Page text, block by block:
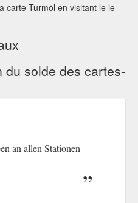
carte Turmöl en visitant le le
solde des cartes-
an allen Stationen